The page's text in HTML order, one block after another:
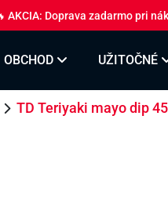
AKCIA: Doprava zadarmo pri
OBCHOD UŽITOČNÉ
TD Teriyaki mayo dip